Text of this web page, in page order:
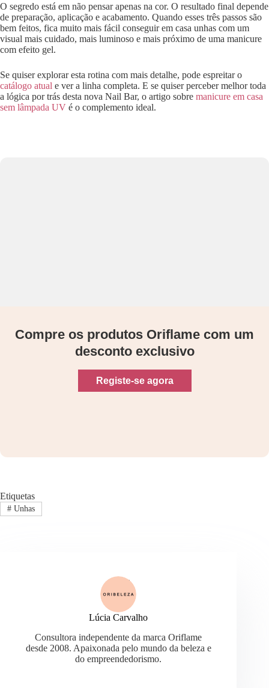
O segredo está em não pensar apenas na cor. O resultado final depende
de preparação, aplicação e acabamento. Quando esses três passos são
bem feitos, fica muito mais fácil conseguir em casa unhas com um
visual mais cuidado, mais luminoso e mais próximo de uma manicure
com efeito gel.
Se quiser explorar esta rotina com mais detalhe, pode espreitar o
catálogo atual e ver a linha completa. E se quiser perceber melhor toda
a lógica por trás desta nova Nail Bar, o artigo sobre manicure em casa
sem lâmpada UV é o complemento ideal.
Compre os produtos Oriflame com um
desconto exclusivo
Registe-se agora
Etiquetas
#Unhas
Lúcia Carvalho
Consultora independente da marca Oriflame
desde 2008. Apaixonada pelo mundo da beleza e
do empreendedorismo.